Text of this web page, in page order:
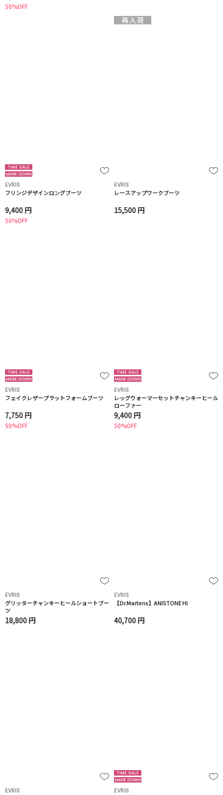
50%OFF
EVRIS
フリンジデザインロングブーツ
9,400 円
50%OFF
EVRIS
レースアップワークブーツ
15,500 円
EVRIS
フェイクレザープラットフォームブーツ
7,750 円
50%OFF
EVRIS
レッグウォーマーセットチャンキーヒール
ローファー
9,400 円
50%OFF
EVRIS
グリッターチャンキーヒールショートブー
ツ
18,800 円
EVRIS
【Dr.Martens】ANISTONE HI
40,700 円
EVRIS
EVRIS